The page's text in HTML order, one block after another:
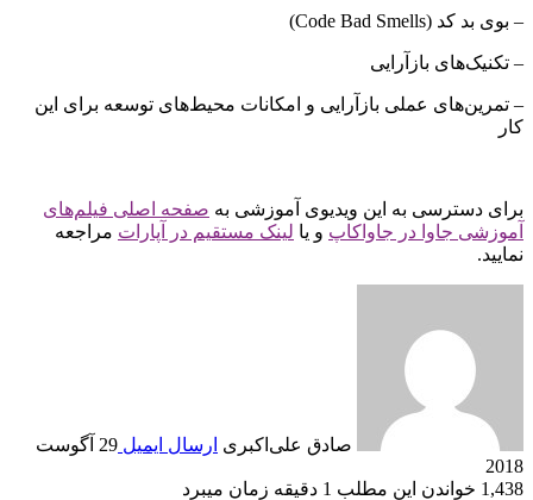
– بوی بد کد (Code Bad Smells)
– تکنیک‌های بازآرایی
– تمرین‌های عملی بازآرایی و امکانات محیط‌های توسعه برای این
کار
برای دسترسی به این ویدیوی آموزشی به صفحه اصلی فیلم‌های
آموزشی جاوا در جاواکاپ و یا لینک مستقیم در آپارات مراجعه
نمایید.
صادق علی‌اکبری ارسال ایمیل
29 آگوست
2018
1,438 خواندن این مطلب 1 دقیقه زمان می‎برد